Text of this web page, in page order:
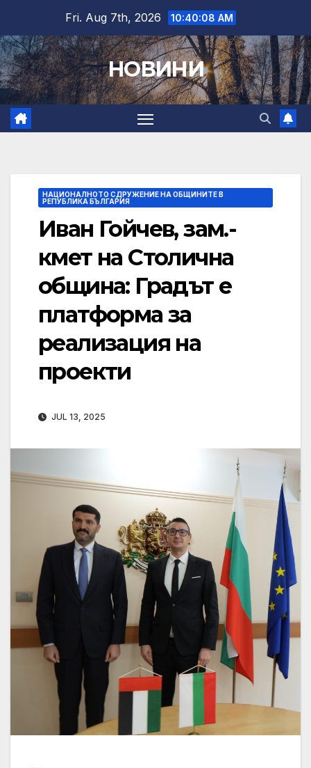
content
Fri. Aug 7th, 2026 10:40:09 AM
НОВИНИ
НАЦИОНАЛНОТО СДРУЖЕНИЕ НА ОБЩИНИТЕ В
РЕПУБЛИКА БЪЛГАРИЯ
Иван Гойчев, зам.-
кмет на Столична
община: Градът е
платформа за
реализация на
проекти
JUL 13, 2025